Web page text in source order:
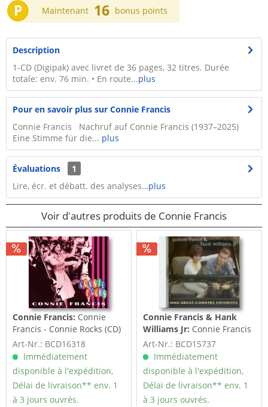
P Maintenant 16 bonus points
Description
1-CD (Digipak) avec livret de 36 pages, 32 titres. Durée
totale: env. 76 min. • En route...plus
Pour en savoir plus sur Connie Francis
Connie Francis Nachruf auf Connie Francis (1937–2025)
Eine Stimme für die... plus
Évaluations
1
Lire, écr. et débatt. des analyses…plus
Voir d'autres produits de Connie Francis
Connie Francis: Connie
Francis - Connie Rocks (CD)
Art-Nr.: BCD16318
Immédiatement
disponible à l'expédition,
Délai de livraison** env. 1
à 3 jours ouvrés.
Connie Francis & Hank
Williams Jr: Connie Francis
& Hank Williams JR. Sing
Great...
Art-Nr.: BCD15737
Immédiatement
disponible à l'expédition,
Délai de livraison** env. 1
à 3 jours ouvrés.